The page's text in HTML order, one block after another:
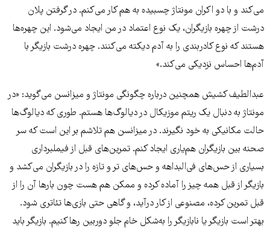
می‌کند و با دو اکران مونتاژ چسبیده به هم کار می‌کنم. در گرفتن پلان
درشت از چهره بازیگران، یک نوع اعتماد در من ایجاد می‌شود. این چهره‌ها
هستند که نوع کادربندی را به آدم دیکته می‌کنند. چهره درشت بازیگر با
آدم‌ها احساس نزدیکی می‌کند.»
عبدالطیف کشیش همچنین درباره چگونگی مونتاژ و میزانسن می‌گوید: «در
مونتاژ به دنبال یک ریتم موزیکال در دیالوگ‌ها هستم. طوری که دیالوگ‌ها
حالت مکانیکی به خود نگیرند. در میزانسن هم تلاشم بر این است که سر
صحنه بین بازیگران هم‌یاری ایجاد کنم. تمرین‌های قبل از فیملبرداری
بسیاری از حس‌های فی‌البداهه و حس‌های‌ تر و تازه را در بازیگران می‌کشد و
بازیگر از قبل همه چیز را آماده کرده و ممکن هم هست چون بار‌ها آن را از
قبل تمرین کرده، مصنوعی از کار درآید، و‌ گاهی حتی بازی‌ها تئاتری شود.
بهتر است بازیگر یا نابازیگر را به‌شکل خام جلو دوربین‌‌ رها کنیم. بازیگر باید